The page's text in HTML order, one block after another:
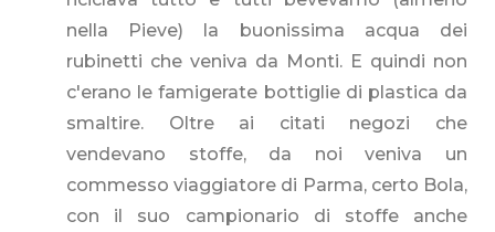
nella Pieve) la buonissima acqua dei
rubinetti che veniva da Monti. E quindi non
c'erano le famigerate bottiglie di plastica da
smaltire. Oltre ai citati negozi che
vendevano stoffe, da noi veniva un
commesso viaggiatore di Parma, certo Bola,
con il suo campionario di stoffe anche